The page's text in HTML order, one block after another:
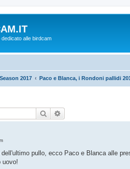
dedicato alle birdcam
2017 Paco e Blanca, i Rondoni pallidi
Cerca
pullo, ecco Paco e Blanca alle
uovo!